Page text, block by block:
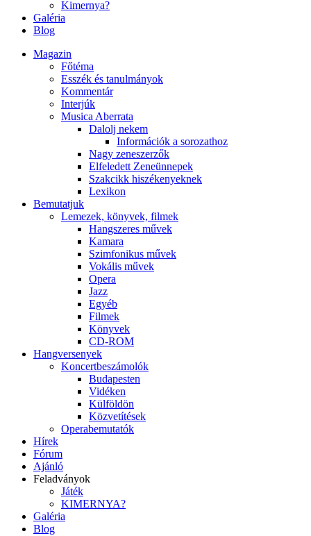
Kimernya?
Galéria
Blog
Magazin
Főtéma
Esszék és tanulmányok
Kommentár
Interjúk
Musica Aberrata
Dalolj nekem
Információk a sorozathoz
Nagy zeneszerzők
Elfeledett Zeneünnepek
Szakcikk hiszékenyeknek
Lexikon
Bemutatjuk
Lemezek, könyvek, filmek
Hangszeres művek
Kamara
Szimfonikus művek
Vokális művek
Opera
Jazz
Egyéb
Filmek
Könyvek
CD-ROM
Hangversenyek
Koncertbeszámolók
Budapesten
Vidéken
Külföldön
Közvetítések
Operabemutatók
Hírek
Fórum
Ajánló
Feladványok
Játék
KIMERNYA?
Galéria
Blog